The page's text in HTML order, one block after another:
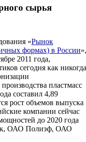
сырья
«Рынок
формах) в России»,
2011 года,
сегодня как никогда
пластмасс
составил 4,89
рост объемов выпуска
компании сейчас
до 2020 года
ОАО Полиэф, ОАО